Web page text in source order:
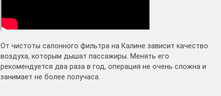
От чистоты салонного фильтра на Калине зависит качество
воздуха, которым дышат пассажиры. Менять его
рекомендуется два раза в год, операция не очень сложна и
занимает не более получаса.